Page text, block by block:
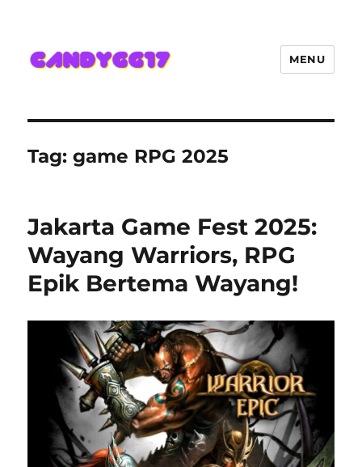
Hadir Semakin Mantap Jackpot
MENU
Tag:game RPG 2025
Jakarta Game Fest 2025:
Wayang Warriors, RPG
Epik Bertema Wayang!